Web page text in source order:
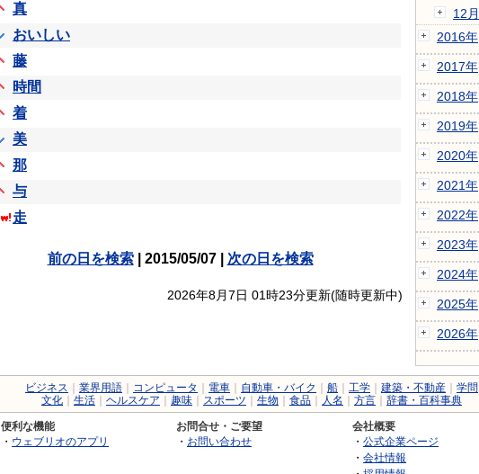
真
おいしい
藤
時間
着
美
那
与
走
前の日を検索| 2015/05/07 | 次の日を検索
2026年8月7日 01時23分更新(随時更新中)
12月
2016年
2017年
2018年
2019年
2020年
2021年
2022年
2023年
2024年
2025年
2026年
ビジネス 業界用語 コンピュータ 電車 自動車・バイク 船 工学 建築・不動産
学問
文化
生活 ヘルスケア 趣味 スポーツ 生物 食品 人名 方言 辞書・百科事典
便利な機能
・ ウェブリオのアプリ
お問合せ・ご要望
・ お問い合わせ
会社概要
・ 公式企業ページ
・ 会社情報